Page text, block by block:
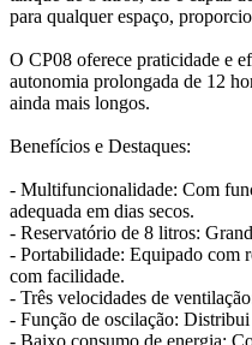
para qualquer espaço,
O CP08 oferece praticidade e
autonomia prolongada de 12
ainda mais longos.
Benefícios e Destaques:
- Multifuncionalidade: Com
adequada em dias secos.
- Reservatório de 8 litros:
- Portabilidade: Equipado com
com facilidade.
- Três velocidades de
- Função de oscilação: